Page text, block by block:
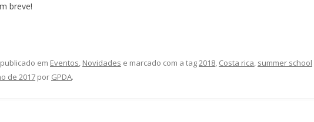
breve!
em Eventos, Novidades e marcado com a tag2018, Costa rica, summer school
de 2017 por GPDA.